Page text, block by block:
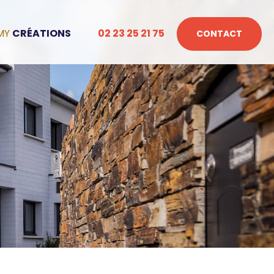
CRÉATIONS 02 23 25 21 75 CONTACT